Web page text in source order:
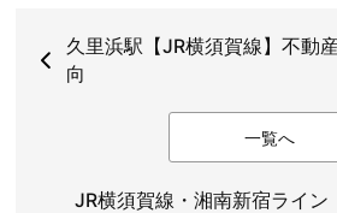
久里浜駅【JR横須賀線】不動
向
一覧へ
JR横須賀線・湘南新宿ライン